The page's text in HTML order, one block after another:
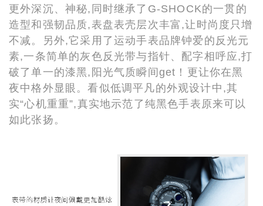
更外深沉、神秘,同时继承了G-SHOCK的一贯的
造型和强韧品质,表盘表壳层次丰富,让时尚度只增
不减。另外,它采用了运动手表品牌钟爱的反光元
素,一条简单的灰色反光带与指针、配字相呼应,打
破了单一的漆黑,阳光气质瞬间get！更让你在黑
夜中格外显眼。看似低调平凡的外观设计中,其
实“心机重重”,真实地示范了纯黑色手表原来可以
如此张扬。